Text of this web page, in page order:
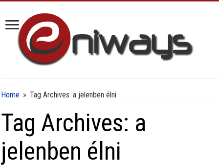
Home » Tag Archives: a jelenben élni
Tag Archives: a
jelenben élni